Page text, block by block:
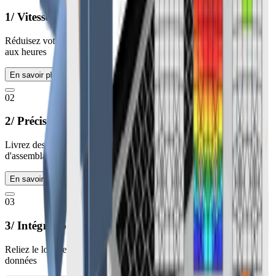
1/ Vitesse
Réduisez votre temps de conception d'assemblages des semaines
aux heures
En savoir plus
02
2/ Précision
Livrez des conceptions sans erreur pour chaque de vos projets
d'assemblages
En savoir plus
03
3/ Intégration
Reliez le logiciel avec BIM et éliminez la ressaisie manuelle des
données